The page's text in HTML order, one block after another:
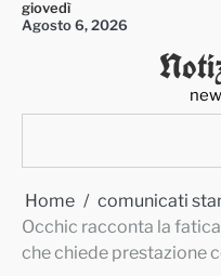
Skipgiovedì
Agosto 6, 2026
Home
comunicati
Occhic racconta la
che chiede prestazione